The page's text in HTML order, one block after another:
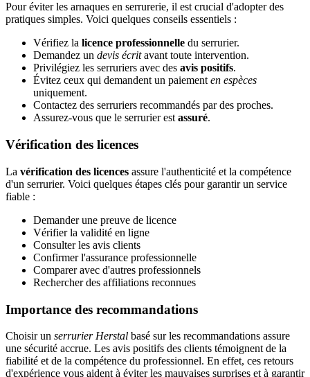
Pour éviter les arnaques en serrurerie, il est crucial d'adopter des
pratiques simples. Voici quelques conseils essentiels :
Vérifiez la licence professionnelle du serrurier.
Demandez un devis écritavant toute intervention.
Privilégiez les serruriers avec des avis positifs.
Évitez ceux qui demandent un paiement en espèces
uniquement.
Contactez des serruriers recommandés par des proches.
Assurez-vous que le serrurier est assuré.
Vérification des licences
La vérification des licences assure l'authenticité et la compétence
d'un serrurier. Voici quelques étapes clés pour garantir un service
fiable :
Demander une preuve de licence
Vérifier la validité en ligne
Consulter les avis clients
Confirmer l'assurance professionnelle
Comparer avec d'autres professionnels
Rechercher des affiliations reconnues
Importance des recommandations
Choisir un serrurier Herstal basé sur les recommandations assure
une sécurité accrue. Les avis positifs des clients témoignent de la
fiabilité et de la compétence du professionnel. En effet, ces retours
d'expérience vous aident à éviter les mauvaises surprises et à garantir